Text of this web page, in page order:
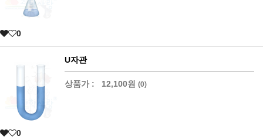
0
U자관
상품가 : 12,100원 (0)
0